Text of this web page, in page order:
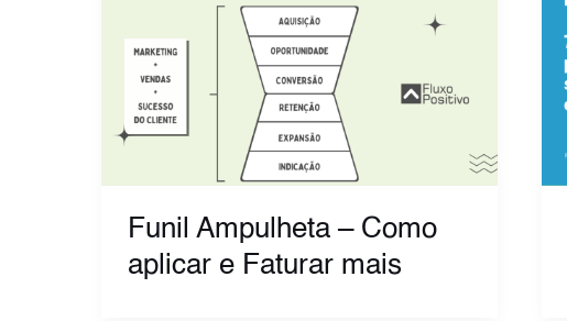
Funil Ampulheta – Como
aplicar e Faturar mais